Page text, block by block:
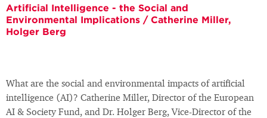
Artificial Intelligence - the Social and
Environmental Implications / Catherine Miller,
Holger Berg
What are the social and environmental impacts of artificial
intelligence (AI)? Catherine Miller, Director of the European
AI & Society Fund, and Dr. Holger Berg, Vice-Director of the